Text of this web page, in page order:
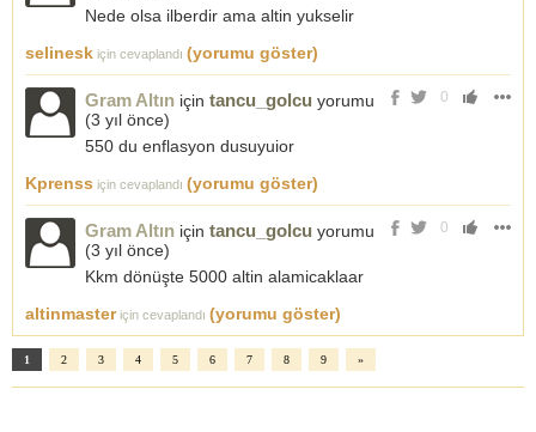
Nede olsa ilberdir ama altin yukselir
selinesk için cevaplandı (yorumu göster)
0
Gram Altın için tancu_golcu yorumu
(3 yıl önce)
550 du enflasyon dusuyuior
Kprenss için cevaplandı (yorumu göster)
0
Gram Altın için tancu_golcu yorumu
(3 yıl önce)
Kkm dönüşte 5000 altin alamicaklaar
altinmasteriçin cevaplandı (yorumu göster)
1 2 3 4 5 6 7 8 9 »